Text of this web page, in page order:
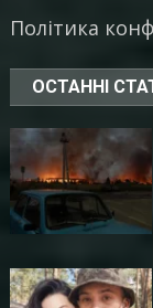
Політика
ОСТАННІ